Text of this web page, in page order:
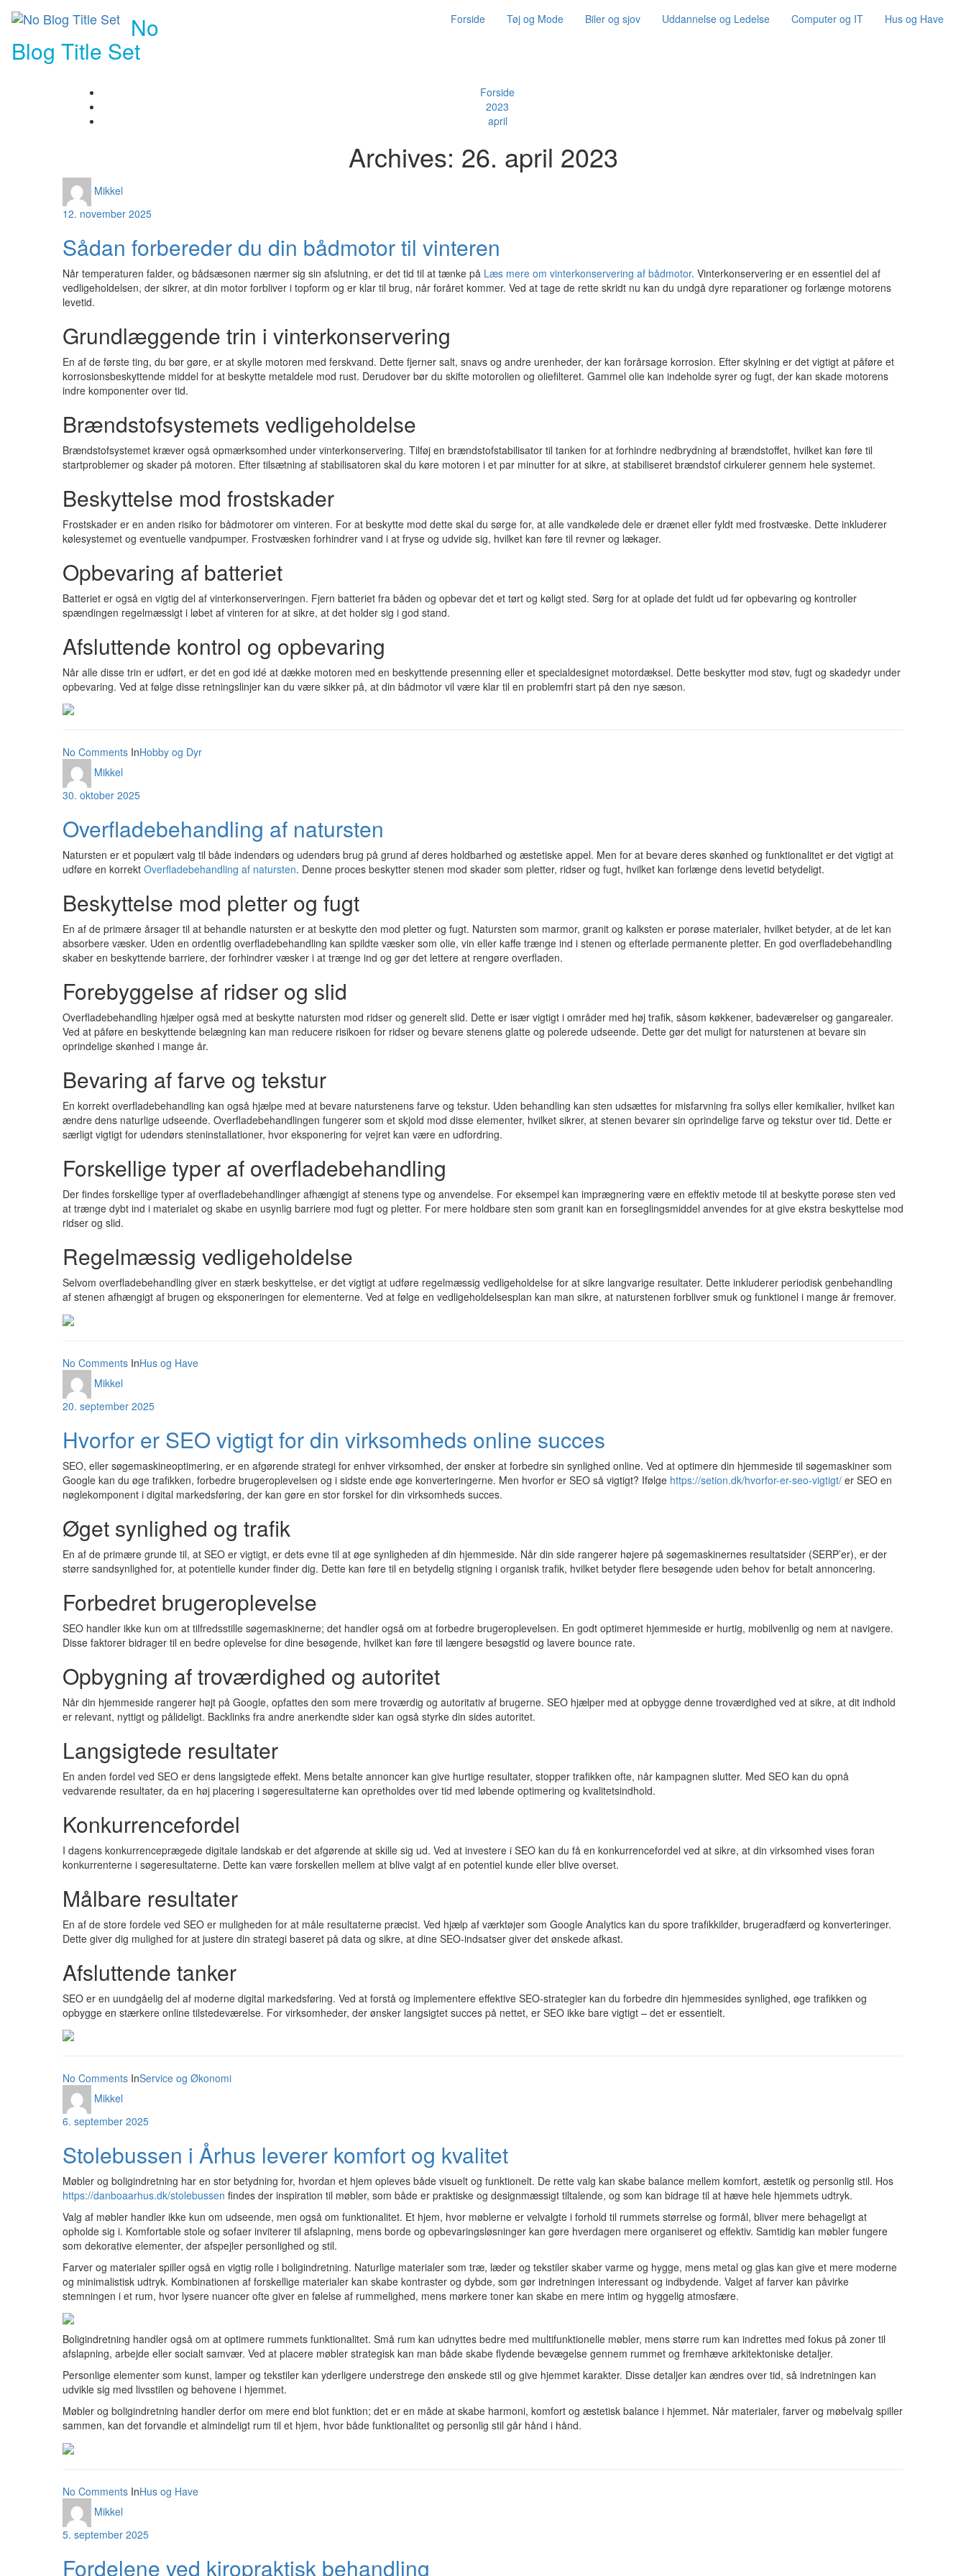
No
Blog Title Set
Forside Tøj og Mode Biler og sjov Uddannelse og Ledelse Computer og IT Hus og Have
Forside
2023
april
Archives: 26. april 2023
Mikkel
12. november 2025
Sådan forbereder du din bådmotor til vinteren
Når temperaturen falder, og bådsæsonen nærmer sig sin afslutning, er det tid til at tænke på Læs mere om vinterkonservering af bådmotor. Vinterkonservering er en essentiel del af
vedligeholdelsen, der sikrer, at din motor forbliver i topform og er klar til brug, når foråret kommer. Ved at tage de rette skridt nu kan du undgå dyre reparationer og forlænge motorens
levetid.
Grundlæggende trin i vinterkonservering
En af de første ting, du bør gøre, er at skylle motoren med ferskvand. Dette fjerner salt, snavs og andre urenheder, der kan forårsage korrosion. Efter skylning er det vigtigt at påføre et
korrosionsbeskyttende middel for at beskytte metaldele mod rust. Derudover bør du skifte motorolien og oliefilteret. Gammel olie kan indeholde syrer og fugt, der kan skade motorens
indre komponenter over tid.
Brændstofsystemets vedligeholdelse
Brændstofsystemet kræver også opmærksomhed under vinterkonservering. Tilføj en brændstofstabilisator til tanken for at forhindre nedbrydning af brændstoffet, hvilket kan føre til
startproblemer og skader på motoren. Efter tilsætning af stabilisatoren skal du køre motoren i et par minutter for at sikre, at stabiliseret brændstof cirkulerer gennem hele systemet.
Beskyttelse mod frostskader
Frostskader er en anden risiko for bådmotorer om vinteren. For at beskytte mod dette skal du sørge for, at alle vandkølede dele er drænet eller fyldt med frostvæske. Dette inkluderer
kølesystemet og eventuelle vandpumper. Frostvæsken forhindrer vand i at fryse og udvide sig, hvilket kan føre til revner og lækager.
Opbevaring af batteriet
Batteriet er også en vigtig del af vinterkonserveringen. Fjern batteriet fra båden og opbevar det et tørt og køligt sted. Sørg for at oplade det fuldt ud før opbevaring og kontroller
spændingen regelmæssigt i løbet af vinteren for at sikre, at det holder sig i god stand.
Afsluttende kontrol og opbevaring
Når alle disse trin er udført, er det en god idé at dække motoren med en beskyttende presenning eller et specialdesignet motordæksel. Dette beskytter mod støv, fugt og skadedyr under
opbevaring. Ved at følge disse retningslinjer kan du være sikker på, at din bådmotor vil være klar til en problemfri start på den nye sæson.
No Comments InHobby og Dyr
Mikkel
30. oktober 2025
Overfladebehandling af natursten
Natursten er et populært valg til både indendørs og udendørs brug på grund af deres holdbarhed og æstetiske appel. Men for at bevare deres skønhed og funktionalitet er det vigtigt at
udføre en korrekt Overfladebehandling af natursten. Denne proces beskytter stenen mod skader som pletter, ridser og fugt, hvilket kan forlænge dens levetid betydeligt.
Beskyttelse mod pletter og fugt
En af de primære årsager til at behandle natursten er at beskytte den mod pletter og fugt. Natursten som marmor, granit og kalksten er porøse materialer, hvilket betyder, at de let kan
absorbere væsker. Uden en ordentlig overfladebehandling kan spildte væsker som olie, vin eller kaffe trænge ind i stenen og efterlade permanente pletter. En god overfladebehandling
skaber en beskyttende barriere, der forhindrer væsker i at trænge ind og gør det lettere at rengøre overfladen.
Forebyggelse af ridser og slid
Overfladebehandling hjælper også med at beskytte natursten mod ridser og generelt slid. Dette er især vigtigt i områder med høj trafik, såsom køkkener, badeværelser og gangarealer.
Ved at påføre en beskyttende belægning kan man reducere risikoen for ridser og bevare stenens glatte og polerede udseende. Dette gør det muligt for naturstenen at bevare sin
oprindelige skønhed i mange år.
Bevaring af farve og tekstur
En korrekt overfladebehandling kan også hjælpe med at bevare naturstenens farve og tekstur. Uden behandling kan sten udsættes for misfarvning fra sollys eller kemikalier, hvilket kan
ændre dens naturlige udseende. Overfladebehandlingen fungerer som et skjold mod disse elementer, hvilket sikrer, at stenen bevarer sin oprindelige farve og tekstur over tid. Dette er
særligt vigtigt for udendørs steninstallationer, hvor eksponering for vejret kan være en udfordring.
Forskellige typer af overfladebehandling
Der findes forskellige typer af overfladebehandlinger afhængigt af stenens type og anvendelse. For eksempel kan imprægnering være en effektiv metode til at beskytte porøse sten ved
at trænge dybt ind i materialet og skabe en usynlig barriere mod fugt og pletter. For mere holdbare sten som granit kan en forseglingsmiddel anvendes for at give ekstra beskyttelse mod
ridser og slid.
Regelmæssig vedligeholdelse
Selvom overfladebehandling giver en stærk beskyttelse, er det vigtigt at udføre regelmæssig vedligeholdelse for at sikre langvarige resultater. Dette inkluderer periodisk genbehandling
af stenen afhængigt af brugen og eksponeringen for elementerne. Ved at følge en vedligeholdelsesplan kan man sikre, at naturstenen forbliver smuk og funktionel i mange år fremover.
No Comments InHus og Have
Mikkel
20. september 2025
Hvorfor er SEO vigtigt for din virksomheds online succes
SEO, eller søgemaskineoptimering, er en afgørende strategi for enhver virksomhed, der ønsker at forbedre sin synlighed online. Ved at optimere din hjemmeside til søgemaskiner som
Google kan du øge trafikken, forbedre brugeroplevelsen og i sidste ende øge konverteringerne. Men hvorfor er SEO så vigtigt? Ifølge https://setion.dk/hvorfor-er-seo-vigtigt/ er SEO en
nøglekomponent i digital markedsføring, der kan gøre en stor forskel for din virksomheds succes.
Øget synlighed og trafik
En af de primære grunde til, at SEO er vigtigt, er dets evne til at øge synligheden af din hjemmeside. Når din side rangerer højere på søgemaskinernes resultatsider (SERP’er), er der
større sandsynlighed for, at potentielle kunder finder dig. Dette kan føre til en betydelig stigning i organisk trafik, hvilket betyder flere besøgende uden behov for betalt annoncering.
Forbedret brugeroplevelse
SEO handler ikke kun om at tilfredsstille søgemaskinerne; det handler også om at forbedre brugeroplevelsen. En godt optimeret hjemmeside er hurtig, mobilvenlig og nem at navigere.
Disse faktorer bidrager til en bedre oplevelse for dine besøgende, hvilket kan føre til længere besøgstid og lavere bounce rate.
Opbygning af troværdighed og autoritet
Når din hjemmeside rangerer højt på Google, opfattes den som mere troværdig og autoritativ af brugerne. SEO hjælper med at opbygge denne troværdighed ved at sikre, at dit indhold
er relevant, nyttigt og pålideligt. Backlinks fra andre anerkendte sider kan også styrke din sides autoritet.
Langsigtede resultater
En anden fordel ved SEO er dens langsigtede effekt. Mens betalte annoncer kan give hurtige resultater, stopper trafikken ofte, når kampagnen slutter. Med SEO kan du opnå
vedvarende resultater, da en høj placering i søgeresultaterne kan opretholdes over tid med løbende optimering og kvalitetsindhold.
Konkurrencefordel
I dagens konkurrenceprægede digitale landskab er det afgørende at skille sig ud. Ved at investere i SEO kan du få en konkurrencefordel ved at sikre, at din virksomhed vises foran
konkurrenterne i søgeresultaterne. Dette kan være forskellen mellem at blive valgt af en potentiel kunde eller blive overset.
Målbare resultater
En af de store fordele ved SEO er muligheden for at måle resultaterne præcist. Ved hjælp af værktøjer som Google Analytics kan du spore trafikkilder, brugeradfærd og konverteringer.
Dette giver dig mulighed for at justere din strategi baseret på data og sikre, at dine SEO-indsatser giver det ønskede afkast.
Afsluttende tanker
SEO er en uundgåelig del af moderne digital markedsføring. Ved at forstå og implementere effektive SEO-strategier kan du forbedre din hjemmesides synlighed, øge trafikken og
opbygge en stærkere online tilstedeværelse. For virksomheder, der ønsker langsigtet succes på nettet, er SEO ikke bare vigtigt – det er essentielt.
No Comments InService og Økonomi
Mikkel
6. september 2025
Stolebussen i Århus leverer komfort og kvalitet
Møbler og boligindretning har en stor betydning for, hvordan et hjem opleves både visuelt og funktionelt. De rette valg kan skabe balance mellem komfort, æstetik og personlig stil. Hos
https://danboaarhus.dk/stolebussen findes der inspiration til møbler, som både er praktiske og designmæssigt tiltalende, og som kan bidrage til at hæve hele hjemmets udtryk.
Valg af møbler handler ikke kun om udseende, men også om funktionalitet. Et hjem, hvor møblerne er velvalgte i forhold til rummets størrelse og formål, bliver mere behageligt at
opholde sig i. Komfortable stole og sofaer inviterer til afslapning, mens borde og opbevaringsløsninger kan gøre hverdagen mere organiseret og effektiv. Samtidig kan møbler fungere
som dekorative elementer, der afspejler personlighed og stil.
Farver og materialer spiller også en vigtig rolle i boligindretning. Naturlige materialer som træ, læder og tekstiler skaber varme og hygge, mens metal og glas kan give et mere moderne
og minimalistisk udtryk. Kombinationen af forskellige materialer kan skabe kontraster og dybde, som gør indretningen interessant og indbydende. Valget af farver kan påvirke
stemningen i et rum, hvor lysere nuancer ofte giver en følelse af rummelighed, mens mørkere toner kan skabe en mere intim og hyggelig atmosfære.
Boligindretning handler også om at optimere rummets funktionalitet. Små rum kan udnyttes bedre med multifunktionelle møbler, mens større rum kan indrettes med fokus på zoner til
afslapning, arbejde eller socialt samvær. Ved at placere møbler strategisk kan man både skabe flydende bevægelse gennem rummet og fremhæve arkitektoniske detaljer.
Personlige elementer som kunst, lamper og tekstiler kan yderligere understrege den ønskede stil og give hjemmet karakter. Disse detaljer kan ændres over tid, så indretningen kan
udvikle sig med livsstilen og behovene i hjemmet.
Møbler og boligindretning handler derfor om mere end blot funktion; det er en måde at skabe harmoni, komfort og æstetisk balance i hjemmet. Når materialer, farver og møbelvalg spiller
sammen, kan det forvandle et almindeligt rum til et hjem, hvor både funktionalitet og personlig stil går hånd i hånd.
No Comments InHus og Have
Mikkel
5. september 2025
Fordelene ved kiropraktisk behandling